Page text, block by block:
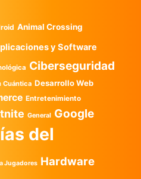
Animal Crossing
y Software
Ciberseguridad
Cuántica Desarrollo Web
Entretenimiento
General Google
del
Jugadores Hardware